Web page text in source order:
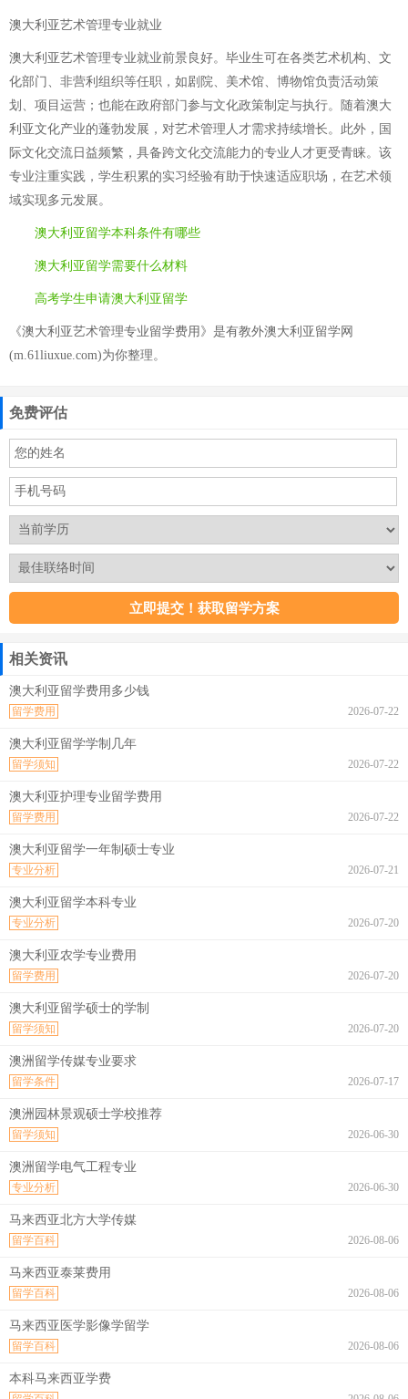
澳大利亚艺术管理专业就业
澳大利亚艺术管理专业就业前景良好。毕业生可在各类艺术机构、文
化部门、非营利组织等任职，如剧院、美术馆、博物馆负责活动策
划、项目运营；也能在政府部门参与文化政策制定与执行。随着澳大
利亚文化产业的蓬勃发展，对艺术管理人才需求持续增长。此外，国
际文化交流日益频繁，具备跨文化交流能力的专业人才更受青睐。该
专业注重实践，学生积累的实习经验有助于快速适应职场，在艺术领
域实现多元发展。
澳大利亚留学本科条件有哪些
澳大利亚留学需要什么材料
高考学生申请澳大利亚留学
《澳大利亚艺术管理专业留学费用》是有教外澳大利亚留学网
(m.61liuxue.com)为你整理。
免费评估
相关资讯
澳大利亚留学费用多少钱
2026-07-22
留学费用
澳大利亚留学学制几年
2026-07-22
留学须知
澳大利亚护理专业留学费用
2026-07-22
留学费用
澳大利亚留学一年制硕士专业
2026-07-21
专业分析
澳大利亚留学本科专业
2026-07-20
专业分析
澳大利亚农学专业费用
2026-07-20
留学费用
澳大利亚留学硕士的学制
2026-07-20
留学须知
澳洲留学传媒专业要求
2026-07-17
留学条件
澳洲园林景观硕士学校推荐
2026-06-30
留学须知
澳洲留学电气工程专业
2026-06-30
专业分析
马来西亚北方大学传媒
2026-08-06
留学百科
马来西亚泰莱费用
2026-08-06
留学百科
马来西亚医学影像学留学
2026-08-06
留学百科
本科马来西亚学费